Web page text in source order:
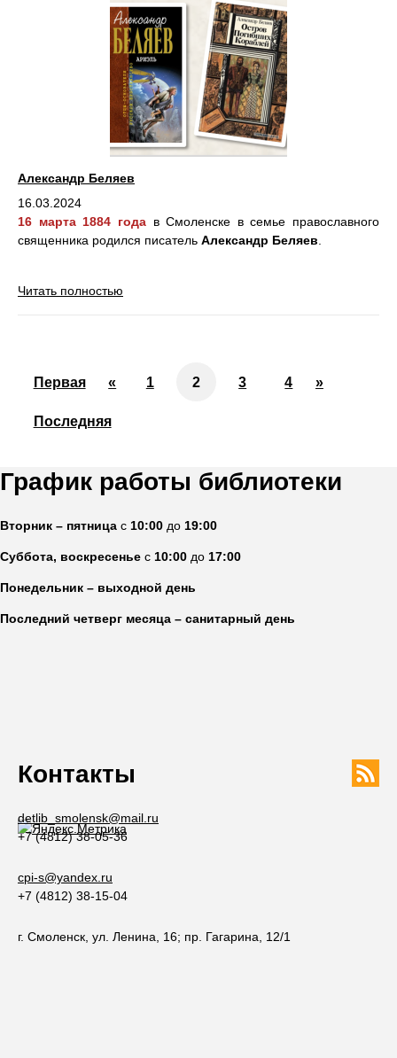
Александр Беляев
16.03.2024
16 марта 1884 годав Смоленске в семье православного
священника родился писатель Александр Беляев
Читать полностью
Первая « 1 2 3 4 »
Последняя
Контакты
detlib_smolensk@mail.ru
+7 (4812) 38-05-36
cpi-s@yandex.ru
+7 (4812) 38-15-04
г. Смоленск, ул. Ленина, 16; пр. Гагарина, 12/1
График работы библиотеки
Вторник – пятница с 10:00 до 19:00
Суббота, воскресенье с 10:00 до 17:00
Понедельник – выходной день
Последний четверг месяца – санитарный день